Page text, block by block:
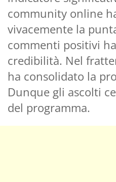
community online
vivacemente la
commenti positivi
credibilità. Nel
ha consolidato la
Dunque gli ascolti
del programma.